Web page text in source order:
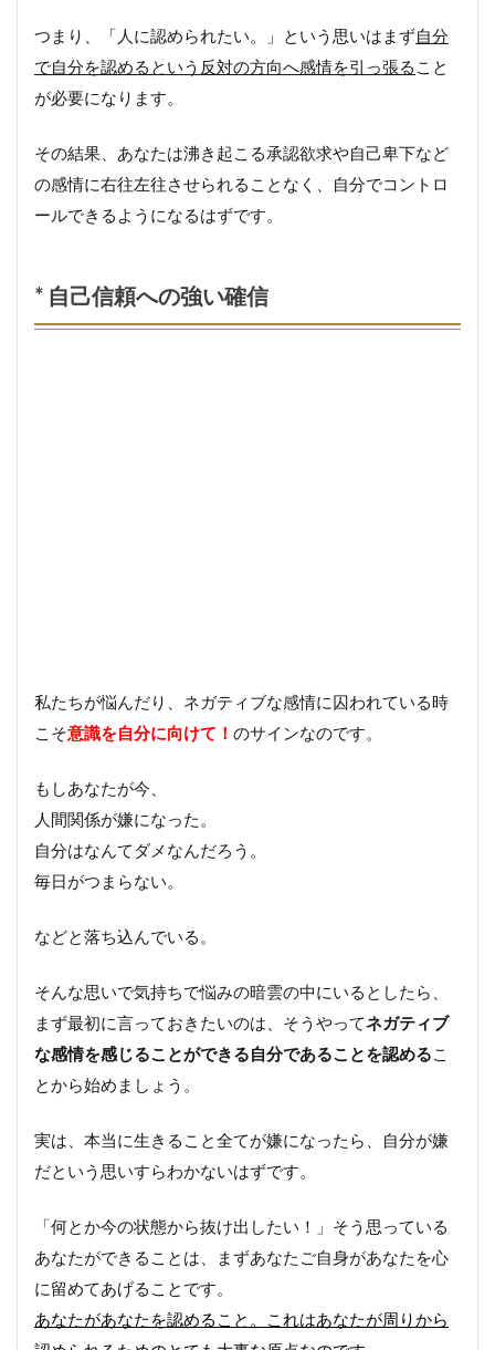
つまり、「人に認められたい。」という思いはまず自分
で自分を認めるという反対の方向へ感情を引っ張る こと
が必要になります。
その結果、あなたは沸き起こる承認欲求や自己卑下など
の感情に右往左往させられることなく、自分でコントロ
ールできるようになるはずです。
* 自己信頼への強い確信
私たちが悩んだり、ネガティブな感情に囚われている時
こそ意識を自分に向けて！ のサインなのです。
もしあなたが今、
人間関係が嫌になった。
自分はなんてダメなんだろう。
毎日がつまらない。
などと落ち込んでいる。
そんな思いで気持ちで悩みの暗雲の中にいるとしたら、
まず最初に言っておきたいのは、そうやってネガティブ
な感情を感じることができる自分であることを認める こ
とから始めましょう。
実は、本当に生きること全てが嫌になったら、自分が嫌
だという思いすらわかないはずです。
「何とか今の状態から抜け出したい！」そう思っている
あなたができることは、まずあなたご自身があなたを心
に留めてあげることです。
あなたがあなたを認めること。これはあなたが周りから